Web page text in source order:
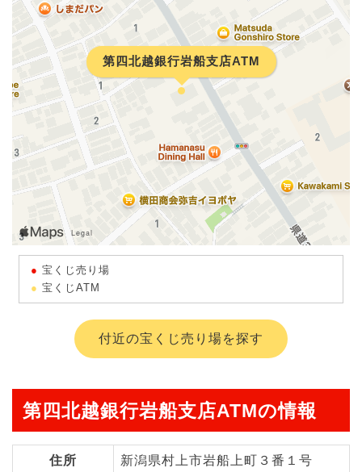
第四北越銀行岩船支店ATM
宝くじ売り場
宝くじATM
付近の宝くじ売り場を探す
第四北越銀行岩船支店ATMの情報
住所 新潟県村上市岩船上町３番１号